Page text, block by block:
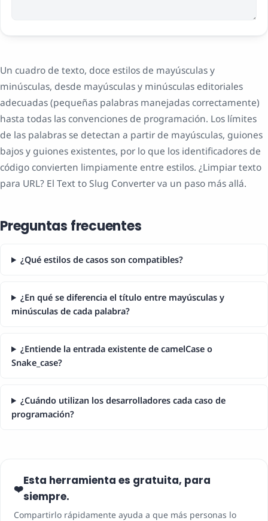
Un cuadro de texto, doce estilos de mayúsculas y
minúsculas, desde mayúsculas y minúsculas editoriales
adecuadas (pequeñas palabras manejadas correctamente)
hasta todas las convenciones de programación. Los límites
de las palabras se detectan a partir de mayúsculas, guiones
bajos y guiones existentes, por lo que los identificadores de
código convierten limpiamente entre estilos. ¿Limpiar texto
para URL? El Text to Slug Converter va un paso más allá.
Preguntas frecuentes
¿Qué estilos de casos son compatibles?
¿En qué se diferencia el título entre mayúsculas y
minúsculas de cada palabra?
¿Entiende la entrada existente de camelCase o
Snake_case?
¿Cuándo utilizan los desarrolladores cada caso de
programación?
❤️
Esta herramienta es gratuita, para
siempre.
Compartirlo rápidamente ayuda a que más personas lo